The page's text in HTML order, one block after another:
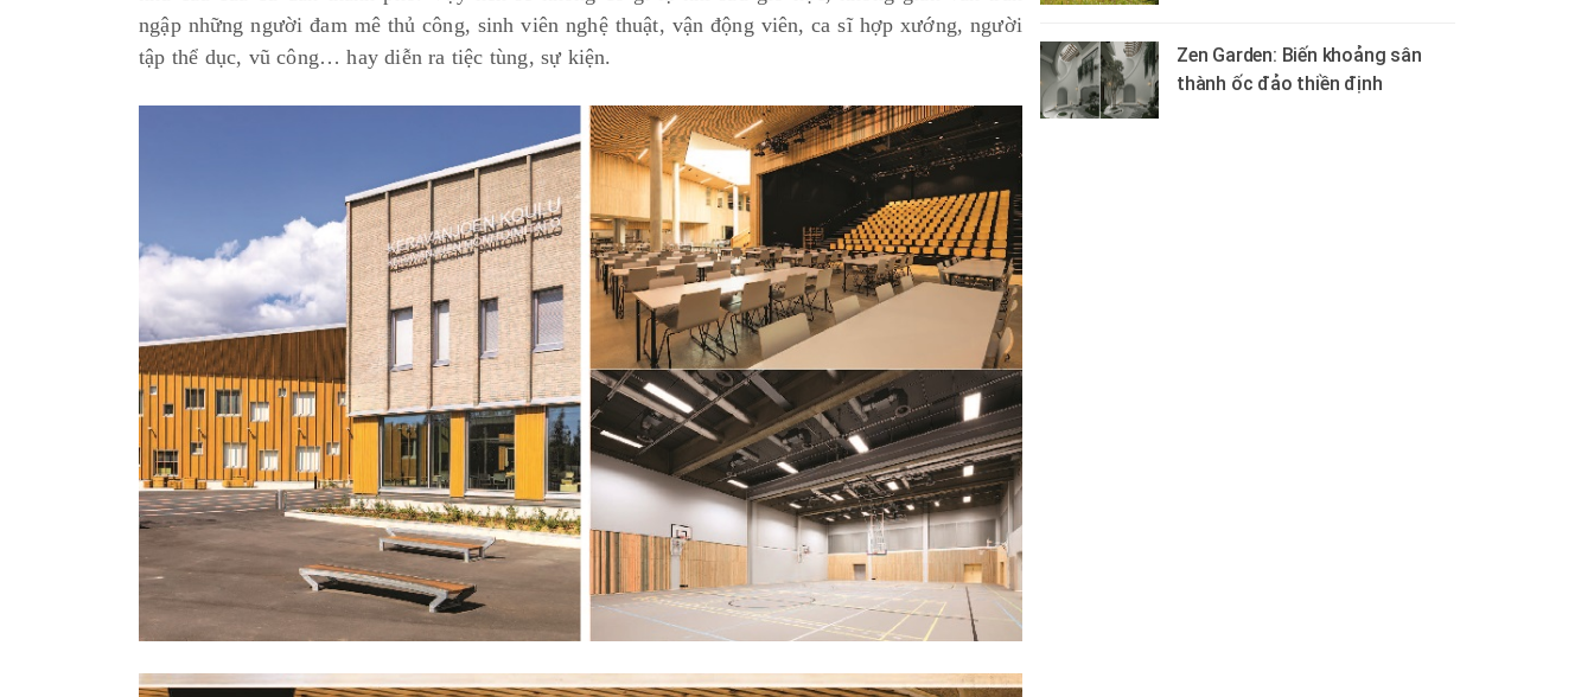
ngập những người đam mê thủ công, sinh viên nghệ thuật, vận động viên, ca sĩ hợp xướng, người
tập thể dục, vũ công… hay diễn ra tiệc tùng, sự kiện.
Zen Garden: Biến khoảng sân
thành ốc đảo thiền định